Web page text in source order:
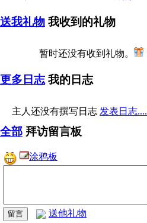
送我礼物 我收到的礼物
暂时还没有收到礼物。
更多日志 我的日志
主人还没有撰写日志 发表日志....
全部 拜访留言板
涂鸦板
送他礼物